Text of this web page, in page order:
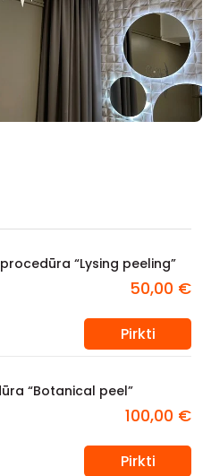
“Lysing peeling”
50,00 €
Pirkti
“Botanical peel”
100,00 €
Pirkti